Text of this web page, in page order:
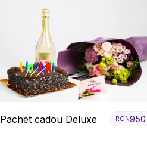
Pachet cadou Deluxe RON950